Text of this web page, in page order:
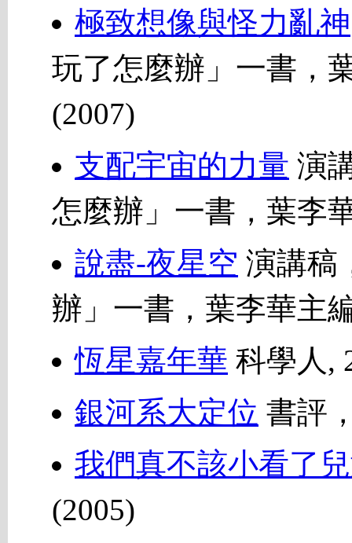
極致想像與怪力亂神
玩了怎麼辦」一書，
(2007)
支配宇宙的力量 演
怎麼辦」一書，葉李
說盡-夜星空 演講稿
辦」一書，葉李華主
恆星嘉年華 科學人,
銀河系大定位 書評
我們真不該小看了
(2005)